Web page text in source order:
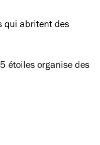
qui abritent des
étoiles organise des
à la clé